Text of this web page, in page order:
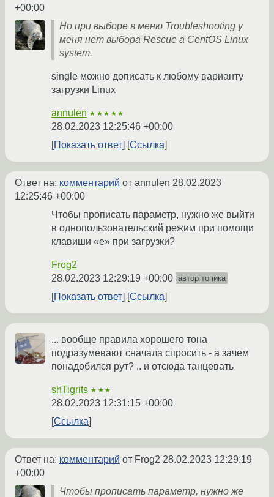
+00:00
Но при выборе в меню Troubleshooting у
меня нет выбора Rescue a CentOS Linux
system.
single можно дописать к любому варианту
загрузки Linux
annulen ★★★★★
28.02.2023 12:25:46 +00:00
Показать ответ
Ссылка
Ответ на: комментарий от annulen 28.02.2023
12:25:46 +00:00
Чтобы прописать параметр, нужно же выйти
в однопользовательский режим при помощи
клавиши «e» при загрузки?
Frog2
28.02.2023 12:29:19 +00:00 автор топика
Показать ответ Ссылка
... вообще правила хорошего тона
подразумевают сначала спросить - а зачем
понадобился рут? .. и отсюда танцевать
shTigrits ★★★
28.02.2023 12:31:15 +00:00
Ссылка
Ответ на: комментарий от Frog2 28.02.2023 12:29:19
+00:00
Чтобы прописать параметр, нужно же